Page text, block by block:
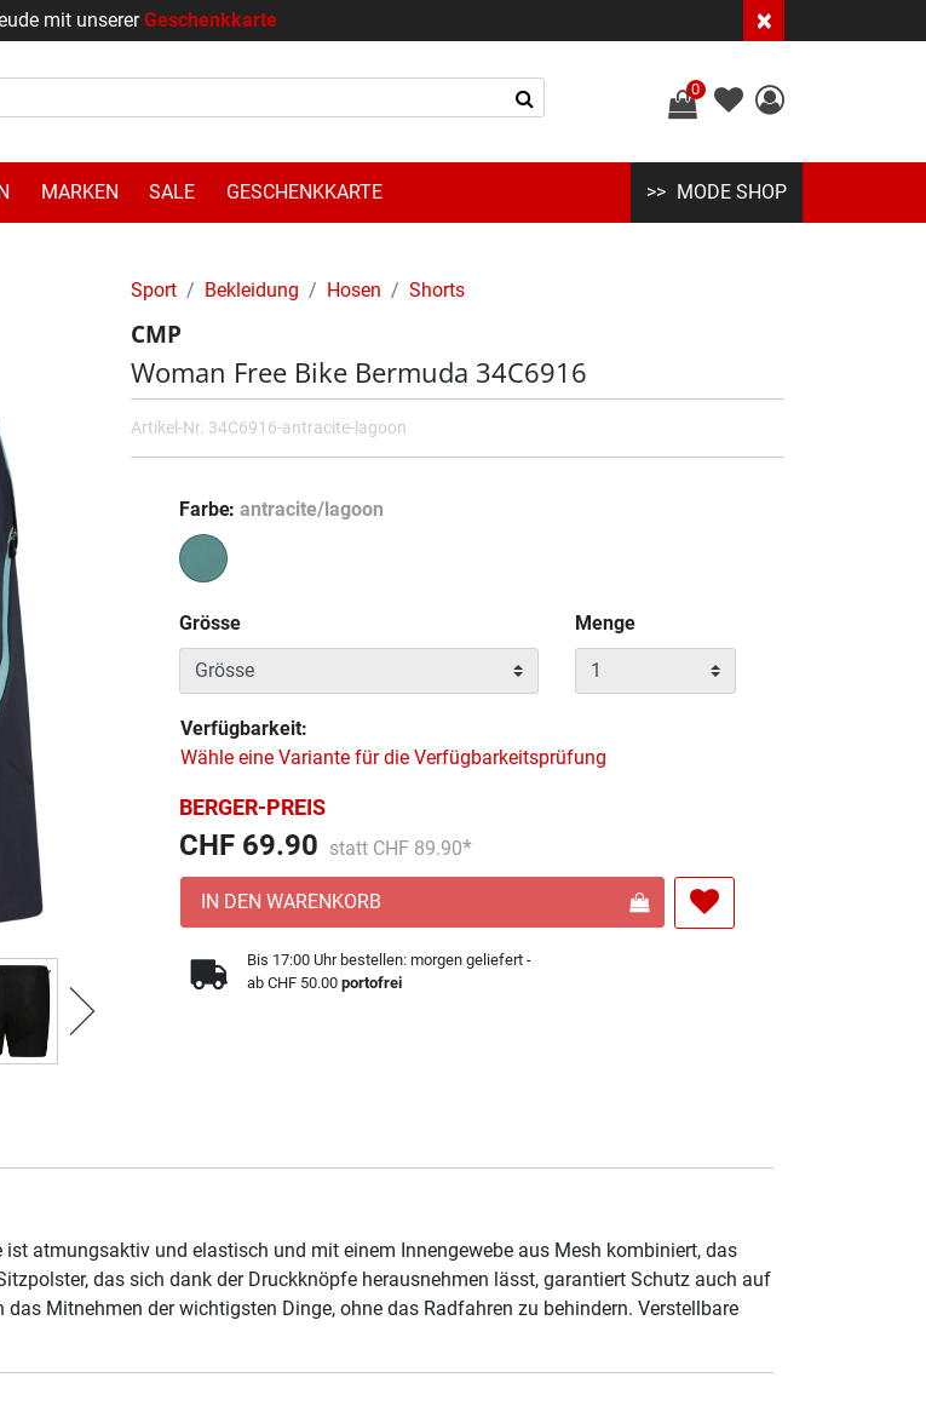
mit unsererGeschenkkarte ×
0
MARKEN SALE GESCHENKKARTE MODE SHOP
Sport Bekleidung Hosen Shorts
CMP
Woman Free Bike Bermuda 34C6916
Artikel-Nr. 34C6916-antracite-lagoon
Farbe antracite/lagoon
Grösse Menge
Verfügbarkeit:
Wähle eine Variante für die Verfügbarkeitsprüfung
BERGER-PREIS
CHF 69.90 Preis reduziert von
statt CHF 89.90
An
IN DEN WARENKORB
Bis 17:00 Uhr bestellen: morgen geliefert -
ab CHF 50.00portofrei
atmungsaktiv und elastisch und mit einem Innengewebe aus Mesh kombiniert, das
das sich dank der Druckknöpfe herausnehmen lässt, garantiert Schutz auch auf
Mitnehmen der wichtigsten Dinge, ohne das Radfahren zu behindern. Verstellbare